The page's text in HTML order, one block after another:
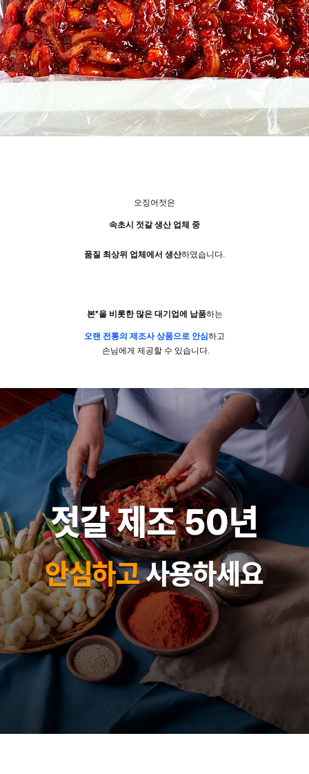
오징어젓은
속초시 젓갈 생산 업체 중
품질 최상위 업체에서 생산하였습니다.
본*을 비롯한 많은 대기업에 납품하는
오랜 전통의 제조사 상품으로 안심하고
손님에게 제공할 수 있습니다.